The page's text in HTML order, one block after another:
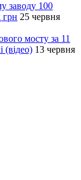
заводу 100
грн 25 червня
мосту за 11
(відео) 13 червня